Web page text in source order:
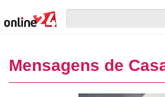
Mensagens de